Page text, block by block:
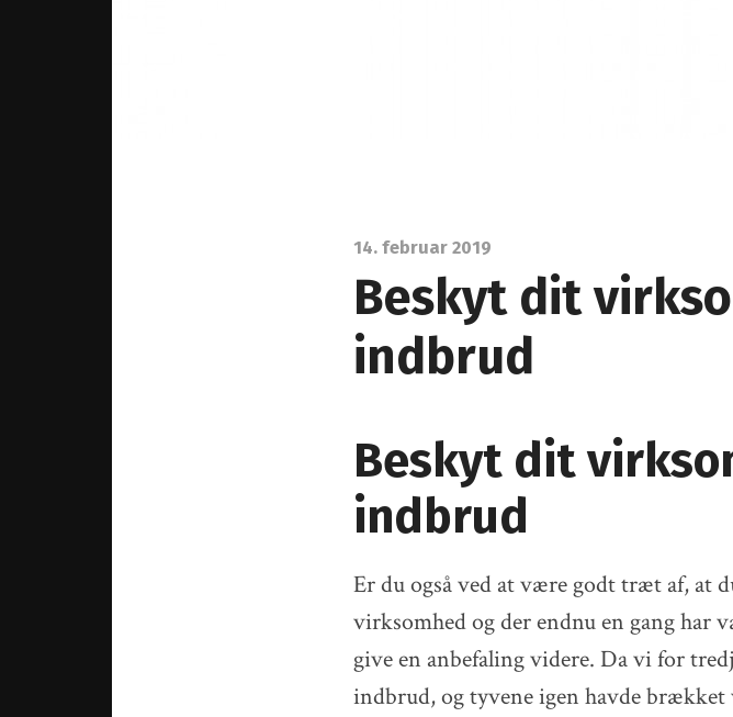
14. februar 2019
Beskyt dit
indbrud
Beskyt dit
indbrud
Er du også ved at være godt træt af, at
virksomhed og der endnu en gang har
give en anbefaling videre. Da vi for
indbrud, og tyvene igen havde